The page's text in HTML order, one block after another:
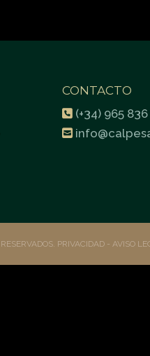
CONTACTO
(+34) 965
PRIVACIDAD - AVISO